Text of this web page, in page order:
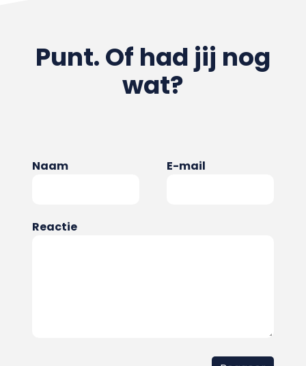
Punt. Of had jij nog
wat?
Naam E-mail
Reactie